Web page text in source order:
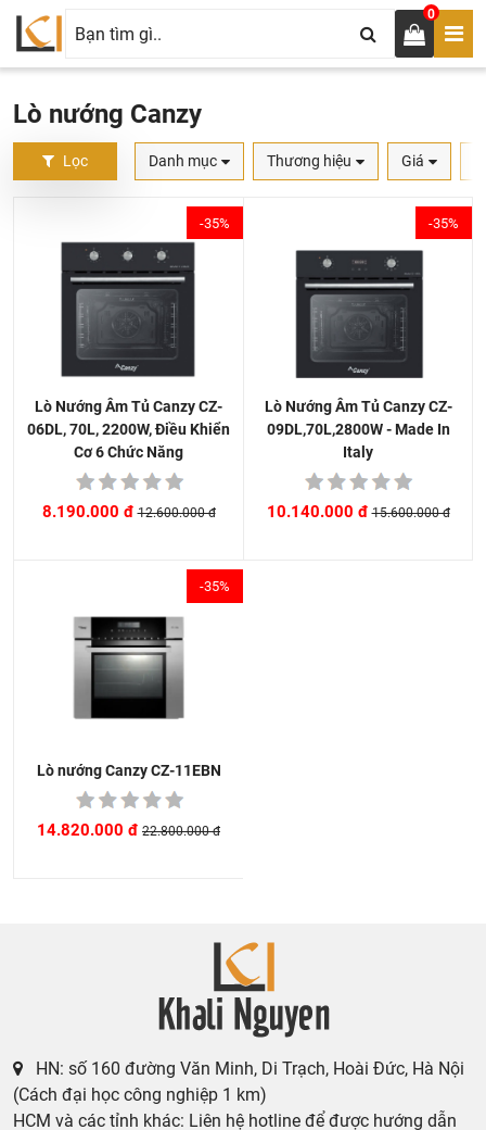
0
Lò nướng Canzy
Lọc Danh mục Thương hiệu Giá
-35%
Lò Nướng Âm Tủ Canzy CZ-
06DL, 70L, 2200W, Điều Khiển
Cơ 6 Chức Năng
8.190.000 đ 12.600.000 đ
-35%
Lò Nướng Âm Tủ Canzy CZ-
09DL,70L,2800W - Made In
Italy
10.140.000 đ 15.600.000 đ
-35%
Lò nướng Canzy CZ-11EBN
14.820.000 đ 22.800.000 đ
HN: số 160 đường Văn Minh, Di Trạch, Hoài Đức, Hà Nội
(Cách đại học công nghiệp 1 km)
HCM và các tỉnh khác: Liên hệ hotline để được hướng dẫn